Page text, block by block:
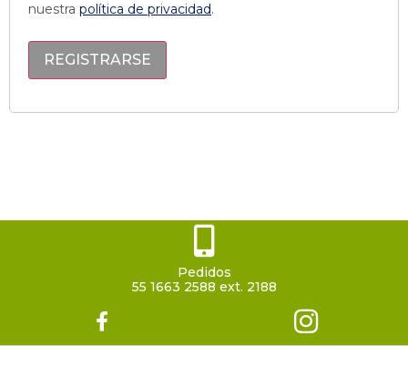
nuestra política de privacidad.
REGISTRARSE
Pedidos
55 1663 2588 ext. 2188